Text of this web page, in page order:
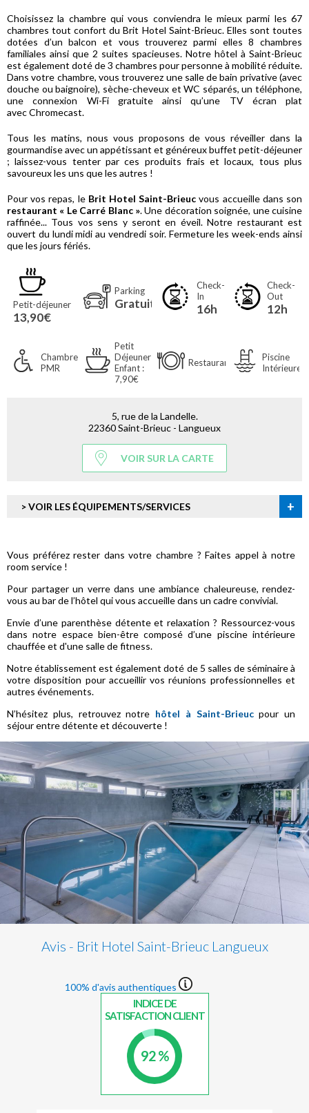
Choisissez la chambre qui vous conviendra le mieux parmi les 67
chambres tout confort du Brit Hotel Saint-Brieuc. Elles sont toutes
dotées d’un balcon et vous trouverez parmi elles 8 chambres
familiales ainsi que 2 suites spacieuses. Notre hôtel à Saint-Brieuc
est également doté de 3 chambres pour personne à mobilité réduite.
Dans votre chambre, vous trouverez une salle de bain privative (avec
douche ou baignoire), sèche-cheveux et WC séparés, un téléphone,
une connexion Wi-Fi gratuite ainsi qu’une TV écran plat
avec Chromecast.
Tous les matins, nous vous proposons de vous réveiller dans la
gourmandise avec un appétissant et généreux buffet petit-déjeuner
; laissez-vous tenter par ces produits frais et locaux, tous plus
savoureux les uns que les autres !
Pour vos repas, le Brit Hotel Saint-Brieuc vous accueille dans son
restaurant « Le Carré Blanc ». Une décoration soignée, une cuisine
raffinée... Tous vos sens y seront en éveil. Notre restaurant est
ouvert du lundi midi au vendredi soir. Fermeture les week-ends ainsi
que les jours fériés.
Petit-déjeuner
13,90€
Parking
Gratuit
Check-
In
16h
Check-
Out
12h
Chambres
PMR
Petit
Déjeuner
Enfant :
7,90€
Restaurant
Piscine
Intérieure
5, rue de la Landelle.
22360 Saint-Brieuc - Langueux
VOIR SUR LA CARTE
> VOIR LES ÉQUIPEMENTS/SERVICES +
Vous préférez rester dans votre chambre ? Faites appel à notre
room service !
Pour partager un verre dans une ambiance chaleureuse, rendez-
vous au bar de l’hôtel qui vous accueille dans un cadre convivial.
Envie d’une parenthèse détente et relaxation ? Ressourcez-vous
dans notre espace bien-être composé d’une piscine intérieure
chauffée et d'une salle de fitness.
Notre établissement est également doté de 5 salles de séminaire à
votre disposition pour accueillir vos réunions professionnelles et
autres événements.
N’hésitez plus, retrouvez notre hôtel à Saint-Brieucpour un
séjour entre détente et découverte !
Avis - Brit Hotel Saint-Brieuc Langueux
100% d'avis authentiques
INDICE DE
SATISFACTION CLIENT
92 %